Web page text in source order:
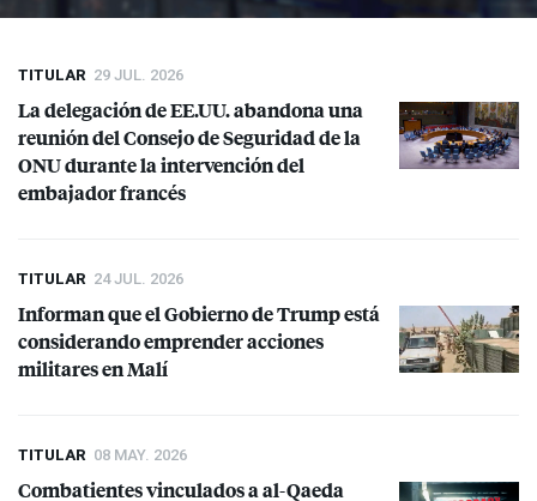
TITULAR 29 JUL. 2026
La delegación de EE.UU. abandona una
reunión del Consejo de Seguridad de la
ONUdurante la intervención del
embajador francés
TITULAR 24 JUL. 2026
Informan que el Gobierno de Trump está
considerando emprender acciones
militares en Malí
TITULAR 08 MAY. 2026
Combatientes vinculados a al-Qaeda